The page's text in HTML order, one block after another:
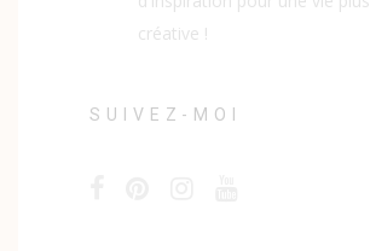
créative !
SUIVEZ-MOI